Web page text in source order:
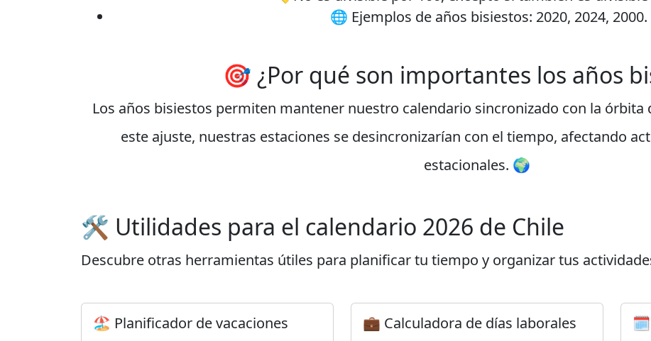
🌐 Ejemplos de años bisiestos: 2020, 2024, 2000.
🎯 ¿Por qué son importantes los años
Los años bisiestos permiten mantener nuestro calendario sincronizado con la órbita
este ajuste, nuestras estaciones se desincronizarían con el tiempo, afectando
estacionales. 🌍
🛠️ Utilidades para el calendario 2026 de Chile
Descubre otras herramientas útiles para planificar tu tiempo y organizar tus
🏖️ Planificador de vacaciones
💼 Calculadora de días laborales
🗓️